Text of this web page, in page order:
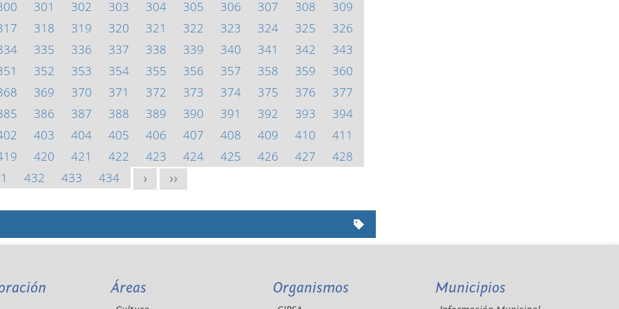
301 302 303 304 305 306 307 308
309
318 319 320 321 322 323 324 325
326
335 336 337 338 339 340 341 342
343
352 353 354 355 356 357 358 359
360
369 370 371 372 373 374 375 376
377
386 387 388 389 390 391 392 393
394
403 404 405 406 407 408 409 410
411
420 421 422 423 424 425 426 427
428
432 433 434 > >>
Áreas Organismos Municipios